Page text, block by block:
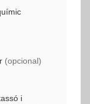
(opcional)
i